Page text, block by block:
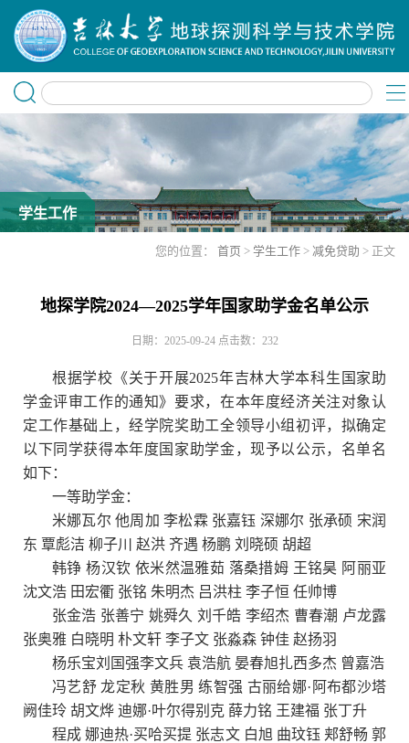
学生工作
您的位置： 首页 > 学生工作 > 减免贷助 > 正文
地探学院2024—2025学年国家助学金名单公示
日期：2025-09-24 点击数： 232
根据学校《关于开展2025年吉林大学本科生国家助
学金评审工作的通知》要求，在本年度经济关注对象认
定工作基础上，经学院奖助工全领导小组初评，拟确定
以下同学获得本年度国家助学金，现予以公示，名单名
如下：
一等助学金：
米娜瓦尔 他周加 李松霖 张嘉钰 深娜尔 张承硕 宋润
东 覃彪洁 柳子川 赵洪 齐遇 杨鹏 刘晓硕 胡超
韩铮 杨汉钦 依米然温雅茹 落桑措姆 王铭昊 阿丽亚
沈文浩 田宏衢 张铭 朱明杰 吕洪柱 李子恒 任帅博
张金浩 张善宁 姚舜久 刘千皓 李绍杰 曹春潮 卢龙露
张奥雅 白晓明 朴文轩 李子文 张淼森 钟佳 赵扬羽
杨乐宝刘国强李文兵 袁浩航 晏春旭扎西多杰 曾嘉浩
冯艺舒 龙定秋 黄胜男 练智强 古丽给娜·阿布都沙塔
阙佳玲 胡文烨 迪娜·叶尔得别克 薛力铭 王建福 张丁升
程成 娜迪热·买哈买提 张志文 白旭 曲玟钰 郏舒畅 郭